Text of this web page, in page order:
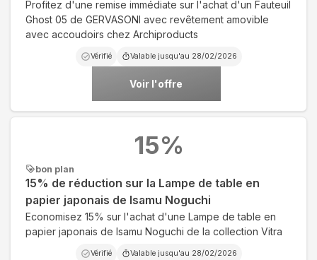
Profitez d'une remise immédiate sur l'achat d'un Fauteuil
Ghost 05 de GERVASONI avec revêtement amovible
avec accoudoirs chez Archiproducts
Vérifié Valable jusqu'au 28/02/2026
Voir l'offre
bon plan
15% de réduction sur la Lampe de table en
papier japonais de Isamu Noguchi
Economisez 15% sur l'achat d'une Lampe de table en
papier japonais de Isamu Noguchi de la collection Vitra
Vérifié Valable jusqu'au 28/02/2026
15%